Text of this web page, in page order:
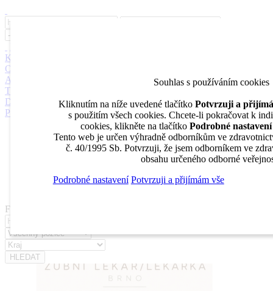
Kariérní poradenství
O nás
AKADEMIE
DENTAL JOBS STOMATEAM
TV
DentalJobs.cz menu search
Přihlásit
Inzerce
Moje inzeráty
Kariérní poradenství
Filtrovat
Souhlas s používáním cookies
Kliknutím na níže uvedené tlačítkoPotvrzuji a
s použitím všech cookies. Chcete-li pokračovat k
cookies, klikněte na tlačítko Podrobné nastavení
Tento web je určen výhradně odborníkům ve
č. 40/1995 Sb. Potvrzuji, že jsem odborníkem ve
obsahu určeného odborné
Podrobné nastavení Potvrzuji a přijímám vše